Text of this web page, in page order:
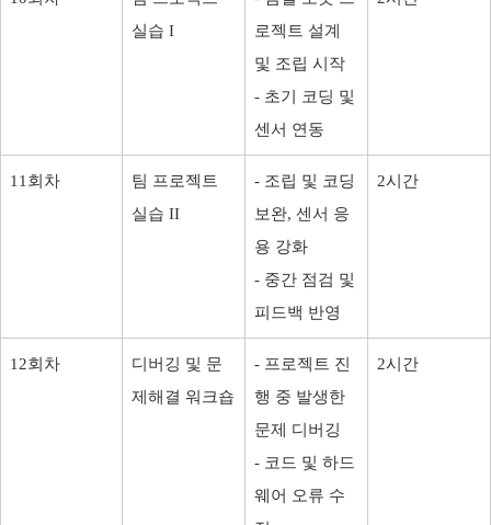
실습 I
로젝트 설계
및 조립 시작
- 초기 코딩 및
센서 연동
11회차
팀 프로젝트
실습 II
- 조립 및 코딩
보완, 센서 응
용 강화
- 중간 점검 및
피드백 반영
2시간
12회차
디버깅 및 문
제해결 워크숍
- 프로젝트 진
행 중 발생한
문제 디버깅
- 코드 및 하드
웨어 오류 수
2시간